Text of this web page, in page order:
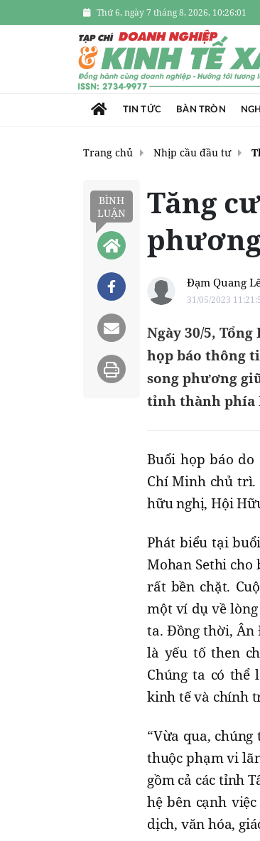
Thứ 6, ngày 7 tháng 8, 2026, 10:26:03
TIN TỨC BÀN TRÒN
Trang chủ Nhịp cầu đầu tư
BÌNH
LUẬN
Tăng
Đạm Quang
31/05/2023
Ngày 30/5,
họp báo thông
song phương
tỉnh thành phía
Buổi họp báo do
Chí Minh chủ trì.
hữu nghị, Hội
Phát biểu tại
Mohan Sethi cho
rất bền chặt.
một ví dụ về
ta. Đồng thời, Ân
là yếu tố then
Chúng ta có
kinh tế và chính
“Vừa qua,
thuộc phạm vi
gồm cả các tỉnh
hệ bên cạnh
dịch, văn hóa,